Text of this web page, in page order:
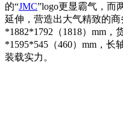
的“JMC”logo更显霸气，而
延伸，营造出大气精致的商
*1882*1792（1818）mm，
*1595*545（460）mm，长
装载实力。